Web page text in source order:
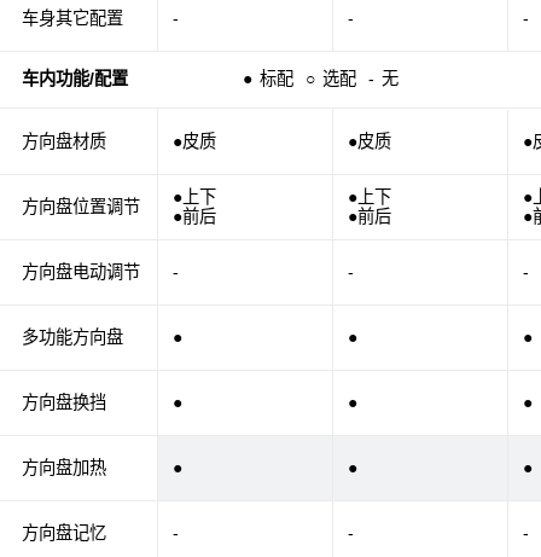
车身其它配置
车内功能/配置 ● 标配 ○ 选配 - 无
方向盘材质
方向盘位置调节
方向盘电动调节
多功能方向盘
方向盘换挡
方向盘加热
方向盘记忆
- - -
●皮质 ●皮质 ●
●上下
●前后
●上下
●前后
●
●
- - -
● ● ●
● ● ●
● ● ●
- - -